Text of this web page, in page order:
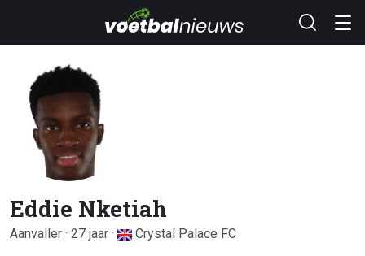
Eddie Nketiah
Aanvaller · 27 jaar · Crystal Palace FC